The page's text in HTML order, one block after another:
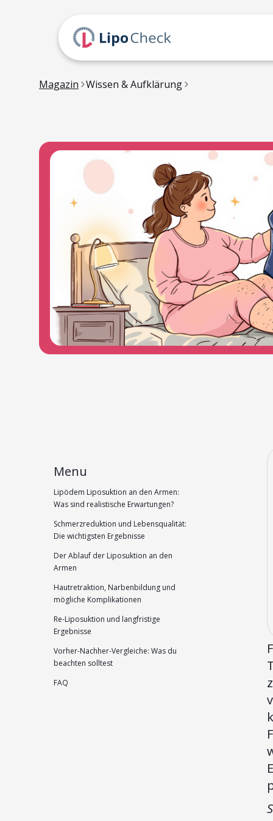
Magazin Wissen & Aufklärung
Menu
Lipödem Liposuktion an den Armen:
Was sind realistische Erwartungen?
Schmerzreduktion und Lebensqualität:
Die wichtigsten Ergebnisse
Der Ablauf der Liposuktion an den
Armen
Hautretraktion, Narbenbildung und
mögliche Komplikationen
Re-Liposuktion und langfristige
Ergebnisse
Vorher-Nachher-Vergleiche: Was du
beachten solltest
FAQ